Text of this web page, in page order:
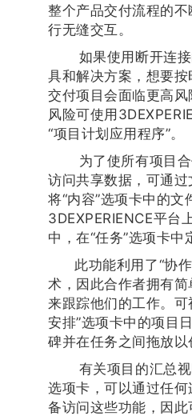
整个产品交付流程的
行无缝交互。
如果使用断开连接
具和解决方案，想要
交付项目会面临更高
风险可使用
“项目计划应用程序”。
为了使所有项目合
访问共享数据，可通
将“内容”选项卡中的文
3DEXPERIENCE平台
中，在“任务”选项卡中
此功能利用了“协作
术，因此合作者拥有
来跟踪他们的工作。可
安排”选项卡中的项目
碑并在任务之间拖放以
有关项目的汇总视
选项卡，可以通过任
备访问这些功能，因